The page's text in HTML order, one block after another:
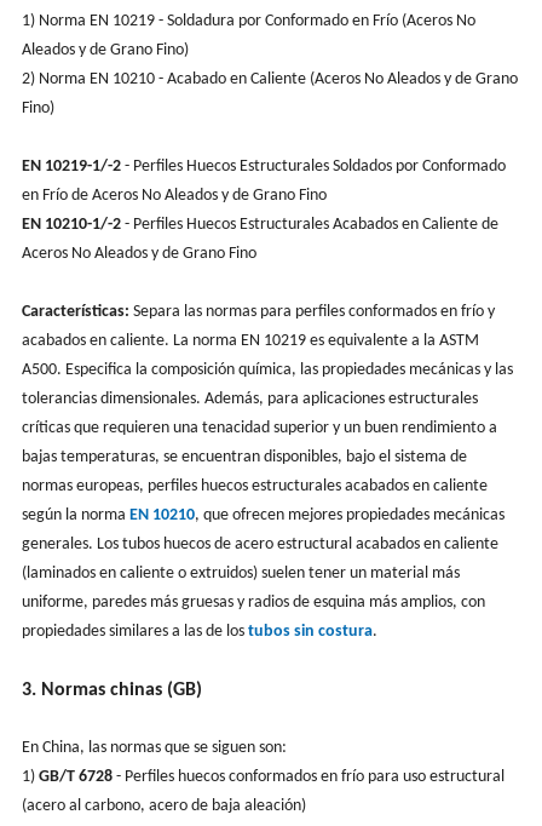
1) Norma EN 10219 - Soldadura por Conformado en Frío (Aceros No
Aleados y de Grano Fino)
2) Norma EN 10210 - Acabado en Caliente (Aceros No Aleados y de Grano
Fino)
EN 10219-1/-2 - Perfiles Huecos Estructurales Soldados por Conformado
en Frío de Aceros No Aleados y de Grano Fino
EN 10210-1/-2 - Perfiles Huecos Estructurales Acabados en Caliente de
Aceros No Aleados y de Grano Fino
Características: Separa las normas para perfiles conformados en frío y
acabados en caliente. La norma EN 10219 es equivalente a la ASTM
A500. Especifica la composición química, las propiedades mecánicas y las
tolerancias dimensionales. Además, para aplicaciones estructurales
críticas que requieren una tenacidad superior y un buen rendimiento a
bajas temperaturas, se encuentran disponibles, bajo el sistema de
normas europeas, perfiles huecos estructurales acabados en caliente
según la norma EN 10210, que ofrecen mejores propiedades mecánicas
generales. Los tubos huecos de acero estructural acabados en caliente
(laminados en caliente o extruidos) suelen tener un material más
uniforme, paredes más gruesas y radios de esquina más amplios, con
propiedades similares a las de los tubos sin costura.
3. Normas chinas (GB)
En China, las normas que se siguen son:
1) GB/T 6728- Perfiles huecos conformados en frío para uso estructural
(acero al carbono, acero de baja aleación)